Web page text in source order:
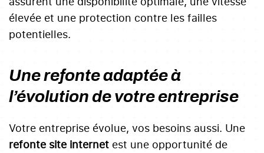
élevée et une protection contre les failles
potentielles.
Une refonte adaptée à
l’évolution de votre entreprise
Votre entreprise évolue, vos besoins aussi. Une
refonte site internet est une opportunité de